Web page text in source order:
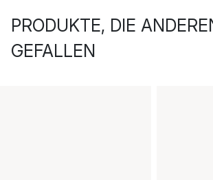
PRODUKTE, DIE
GEFALLEN